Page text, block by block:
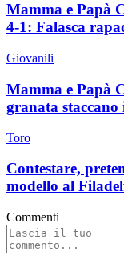
Mamma e Papà
4-1: Falasca
Giovanili
Mamma e Papà
granata
Toro
Contestare,
modello al
Commenti